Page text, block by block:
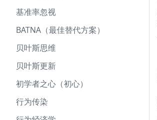
基准率忽视
BATNA（最佳替代方案）
贝叶斯思维
贝叶斯更新
初学者之心（初心）
行为传染